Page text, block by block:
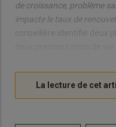
de croissance, problème
impacte le taux de